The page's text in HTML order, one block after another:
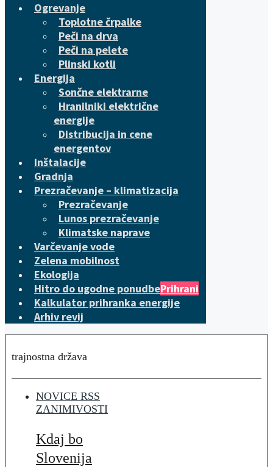
Ogrevanje
Toplotne črpalke
Peči na drva
Peči na pelete
Plinski kotli
Energija
Sončne elektrarne
Hranilniki električne
energije
Distribucija in cene
energentov
Inštalacije
Gradnja
Prezračevanje – klimatizacija
Prezračevanje
Lunos prezračevanje
Klimatske naprave
Varčevanje vode
Zelena mobilnost
Ekologija
Hitro do ugodne ponudbePrihrani
Kalkulator prihranka energije
Arhiv revij
trajnostna država
NOVICE RSS
ZANIMIVOSTI
Kdaj bo
Slovenija